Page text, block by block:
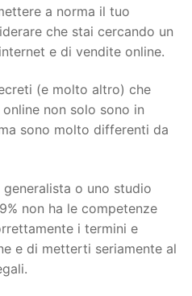
a norma il tuo
che stai cercando un
e di vendite online.
(e molto altro) che
non solo sono in
sono molto differenti da
o uno studio
non ha le competenze
i termini e
e di metterti seriamente al